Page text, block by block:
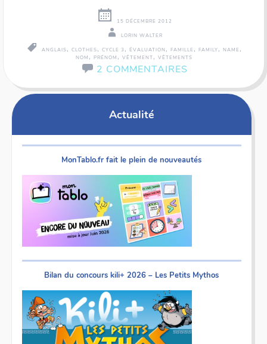
15 DÉCEMBRE 2012
LORIN WALTER
ANGLAIS, CLOTHES, CYCLE 3 , ÉVALUATION , FAMILLE , FAMILY, NAME ,
NOM , PRÉNOM , VÊTEMENT, VÊTEMENTS
2 COMMENTAIRES
Actualité
MonTablo.fr fait le plein de nouveautés
Bilan du concours kili+ 2026 – Les Petits Mythos